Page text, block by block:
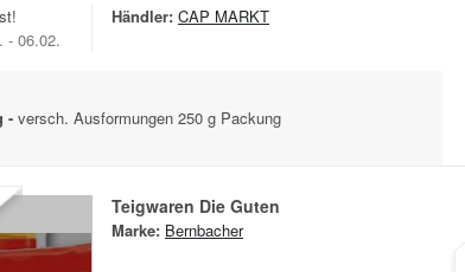
- 06.02.
Händler: CAP MARKT
- versch. Ausformungen 250 g Packung
Teigwaren Die Guten
Marke: Bernbacher